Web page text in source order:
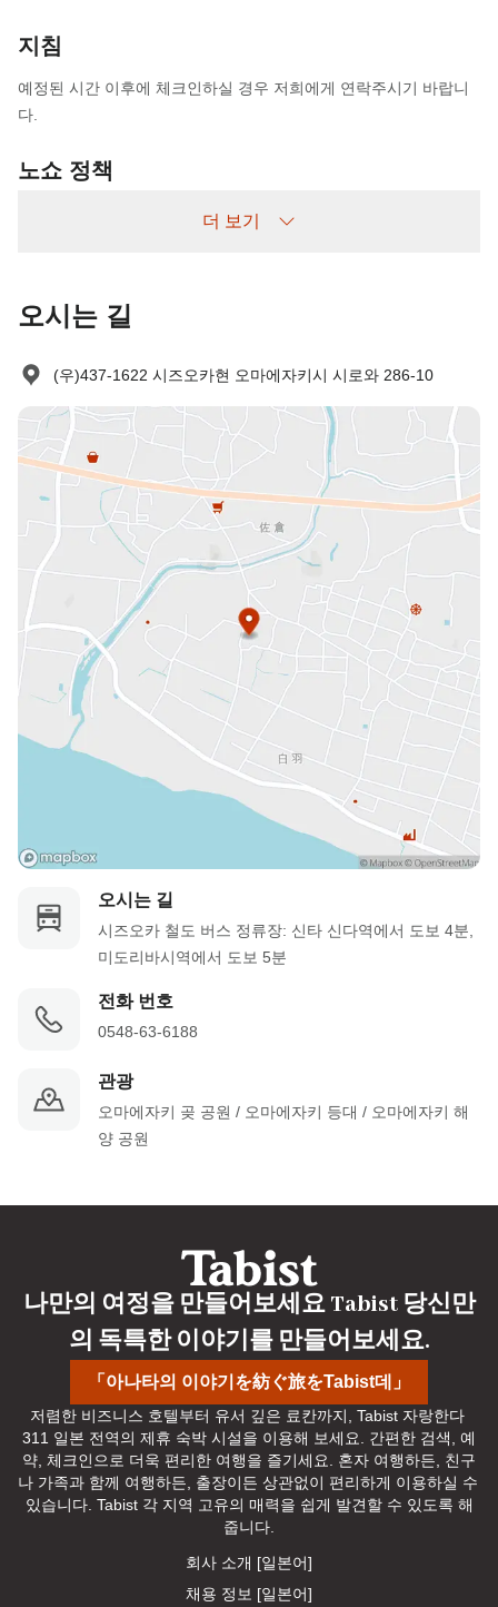
지침
예정된 시간 이후에 체크인하실 경우 저희에게 연락주시기 바랍니
다.
노쇼 정책
더 보기
오시는 길
(우)437-1622 시즈오카현 오마에자키시 시로와 286-10
오시는 길
시즈오카 철도 버스 정류장: 신타 신다역에서 도보 4분,
미도리바시역에서 도보 5분
전화 번호
0548-63-6188
관광
오마에자키 곶 공원 / 오마에자키 등대 / 오마에자키 해
양 공원
「아나타의 이야기を紡ぐ旅をTabist데」
나만의 여정을 만들어보세요 Tabist 당신만
의 독특한 이야기를 만들어보세요.
저렴한 비즈니스 호텔부터 유서 깊은 료칸까지, Tabist 자랑한다
311 일본 전역의 제휴 숙박 시설을 이용해 보세요. 간편한 검색, 예
약, 체크인으로 더욱 편리한 여행을 즐기세요. 혼자 여행하든, 친구
나 가족과 함께 여행하든, 출장이든 상관없이 편리하게 이용하실 수
있습니다. Tabist 각 지역 고유의 매력을 쉽게 발견할 수 있도록 해
줍니다.
회사 소개 [일본어]
채용 정보 [일본어]